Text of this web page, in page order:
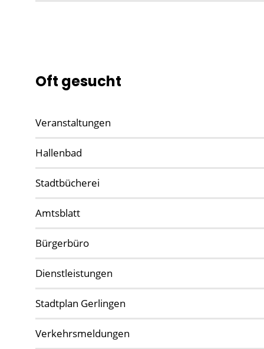
Oft gesucht
Veranstaltungen
Hallenbad
Stadtbücherei
Amtsblatt
Bürgerbüro
Dienstleistungen
Stadtplan Gerlingen
Verkehrsmeldungen